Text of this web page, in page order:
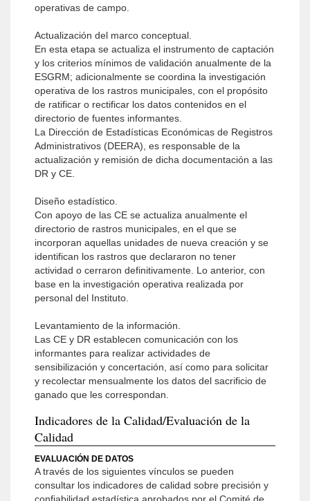
operativas de campo.
Actualización del marco conceptual.
En esta etapa se actualiza el instrumento de captación
y los criterios mínimos de validación anualmente de la
ESGRM; adicionalmente se coordina la investigación
operativa de los rastros municipales, con el propósito
de ratificar o rectificar los datos contenidos en el
directorio de fuentes informantes.
La Dirección de Estadísticas Económicas de Registros
Administrativos (DEERA), es responsable de la
actualización y remisión de dicha documentación a las
DR y CE.
Diseño estadístico.
Con apoyo de las CE se actualiza anualmente el
directorio de rastros municipales, en el que se
incorporan aquellas unidades de nueva creación y se
identifican los rastros que declararon no tener
actividad o cerraron definitivamente. Lo anterior, con
base en la investigación operativa realizada por
personal del Instituto.
Levantamiento de la información.
Las CE y DR establecen comunicación con los
informantes para realizar actividades de
sensibilización y concertación, así como para solicitar
y recolectar mensualmente los datos del sacrificio de
ganado que les correspondan.
Indicadores de la Calidad/Evaluación de la
Calidad
EVALUACIÓN DE DATOS
A través de los siguientes vínculos se pueden
consultar los indicadores de calidad sobre precisión y